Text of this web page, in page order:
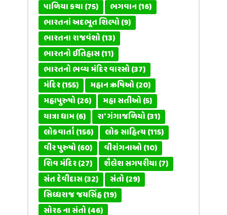
પાળિયા કથા(75) ભગવાન(16)
ભારતનાં અદભૂત શિલ્પો(9)
ભારતના રાજવંશો(13)
ભારતનો ઈતિહાસ(11)
ભારતનો ભવ્ય મંદિર વારસો(37)
મંદિર(155) મહાન ઋષિઓ(20)
મહાપુરુષો(26) મહા સતીઓ(5)
યાત્રા ધામ(6) રા' ગંગાજળિયો(31)
લોકવાર્તા(156) લોક સાહિત્ય(115)
વીર પુરુષો(60) વીરાંગનાઓ(10)
શિવ મંદિર(27) શૈલેશ સગપરીયા(7)
સંત દેવીદાસ(32) સંતો(29)
સિધ્ધરાજ જયસિંહ(19)
સોરઠ ના સંતો(46)